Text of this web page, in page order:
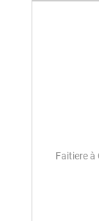
Faitiere à